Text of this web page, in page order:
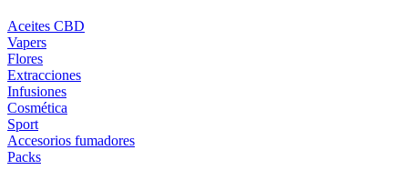
Aceites CBD
Vapers
Flores
Extracciones
Infusiones
Cosmética
Sport
Accesorios fumadores
Packs